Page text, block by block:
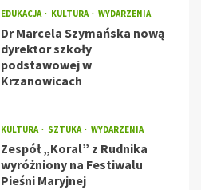
EDUKACJA KULTURA WYDARZENIA
Dr Marcela Szymańska nową
dyrektor szkoły
podstawowej w
Krzanowicach
KULTURA SZTUKA WYDARZENIA
Zespół „Koral” z Rudnika
wyróżniony na Festiwalu
Pieśni Maryjnej